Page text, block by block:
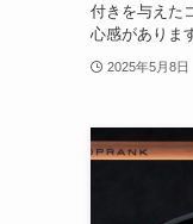
付きを与えた
心感がありま
2025年5月8日